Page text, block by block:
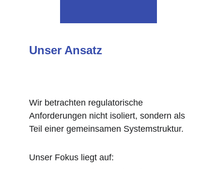
Unser Ansatz
Wir betrachten regulatorische
Anforderungen nicht isoliert, sondern als
Teil einer gemeinsamen Systemstruktur.
Unser Fokus liegt auf: